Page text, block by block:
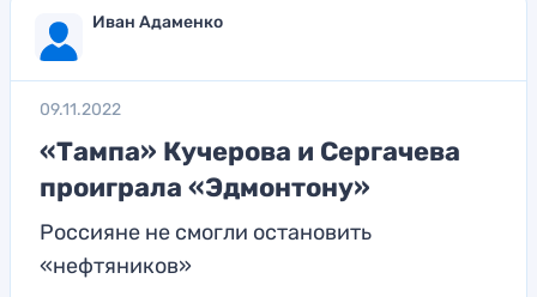
Иван Адаменко
09.11.2022
«Тампа» Кучерова и Сергачева
проиграла «Эдмонтону»
Россияне не смогли остановить
«нефтяников»